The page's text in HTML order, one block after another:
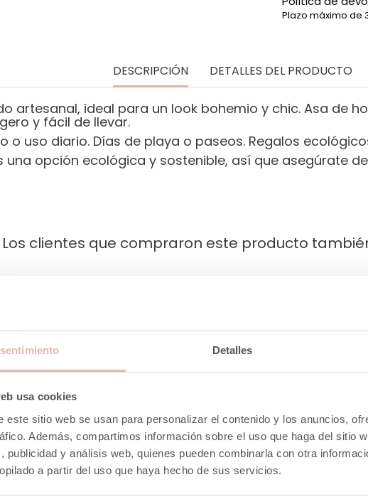
Detalles
usa cookies
este sitio web se usan para personalizar el contenido y los anuncios,
Además, compartimos información sobre el uso que haga del sitio
publicidad y análisis web, quienes pueden combinarla con otra
a partir del uso que haya hecho de sus servicios.
Plazo máximo de
DESCRIPCIÓN DETALLES DEL PRODUCTO
artesanal, ideal para un look bohemio y chic. Asa de
y fácil de llevar.
o uso diario. Días de playa o paseos. Regalos
una opción ecológica y sostenible, así que asegúrate
Los clientes que compraron este producto